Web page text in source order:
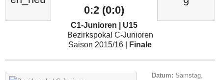
0:2 (0:0)
C1-Junioren | U15
Bezirkspokal C-Junioren
Saison 2015/16 |
Finale
Datum: Samstag,